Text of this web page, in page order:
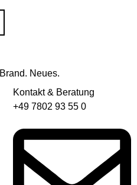
Brand. Neues.
Kontakt & Beratung
+49 7802 93 55 0